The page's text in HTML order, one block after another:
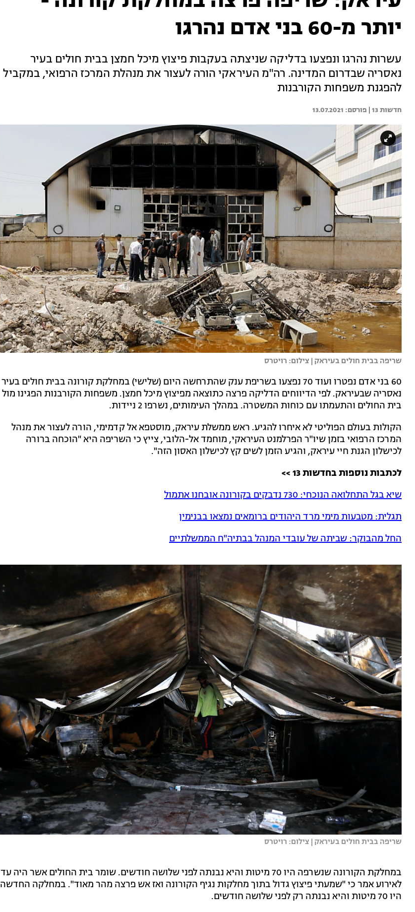
יותר מ-60 בני אדם נהרגו
עשרות נהרגו ונפצעו בדליקה שניצתה בעקבות פיצוץ מיכל חמצן בבית חולים בעיר
נאסריה שבדרום המדינה. רה"מ העיראקי הורה לעצור את מנהלת המרכז הרפואי, במקביל
להפגנת משפחות הקורבנות
חדשות 13 | 13.07.2021
שריפה בבית חולים בעיראק | צילום: רויטרס
60 בני אדם נפטרו ועוד 70 נפצעו בשריפת ענק שהתרחשה היום (שלישי) במחלקת קורונה בבית חולים בעיר
נאסריה שבעיראק. לפי הדיווחים הדליקה פרצה כתוצאה מפיצוץ מיכל חמצן. משפחות הקורבנות הפגינו מול
בית החולים והתעמתו עם כוחות המשטרה. במהלך העימותים, נשרפו 2 ניידות.
הקולות בעולם הפוליטי לא איחרו להגיע. ראש ממשלת עיראק, מוסטפא אל קדמימי, הורה לעצור את מנהל
המרכז הרפואי בזמן שיו"ר הפרלמנט העיראקי, מוחמד אל-הלובי, צייץ כי השריפה היא "הוכחה ברורה
לכישלון הגנת חיי עיראק, והגיע הזמן לשים קץ לכישלון האסון הזה".
לכתבות נוספות בחדשות 13 >>
שיא בגל התחלואה הנוכחי: 730 נדבקים בקורונה אובחנו אתמול
תגלית: מטבעות מימי מרד היהודים ברומאים נמצאו בבנימין
החל מהבוקר: שביתה של עובדי המנהל בבתיה"ח הממשלתיים
שריפה בבית חולים בעיראק | צילום: רויטרס
במחלקת הקורונה שנשרפה היו 70 מיטות והיא נבנתה לפני שלושה חודשים. שומר בית החולים אשר היה עד
לאירוע אמר כי "שמעתי פיצוץ גדול בתוך מחלקות נגיף הקורונה ואז אש פרצה מהר מאוד". במחלקה החדשה
היו 70 מיטות והיא נבנתה רק לפני שלושה חודשים.